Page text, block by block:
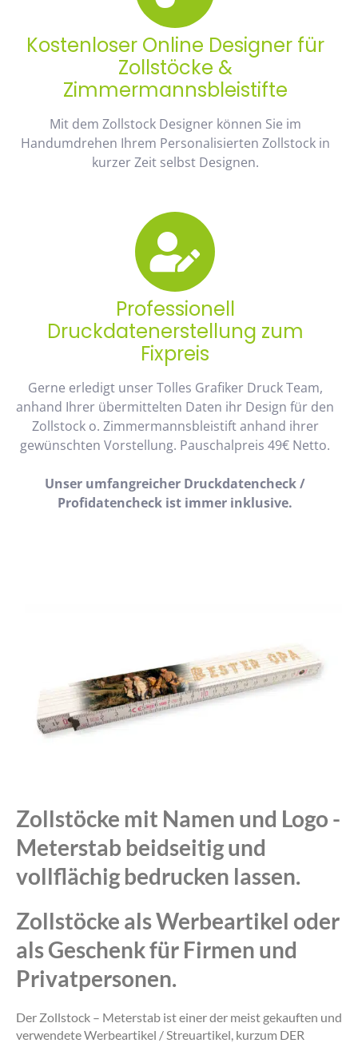
Kostenloser Online Designer für
Zollstöcke &
Zimmermannsbleistifte
Mit dem Zollstock Designer können Sie im
Handumdrehen Ihrem Personalisierten Zollstock in
kurzer Zeit selbst Designen.
Professionell
Druckdatenerstellung zum
Fixpreis
Gerne erledigt unser Tolles Grafiker Druck Team,
anhand Ihrer übermittelten Daten ihr Design für den
Zollstock o. Zimmermannsbleistift anhand ihrer
gewünschten Vorstellung. Pauschalpreis 49€ Netto.
Unser umfangreicher Druckdatencheck /
Profidatencheck ist immer inklusive.
Zollstöcke mit Namen und Logo -
Meterstab beidseitig und
vollflächig bedrucken lassen.
Zollstöcke als Werbeartikel oder
als Geschenk für Firmen und
Privatpersonen.
Der Zollstock – Meterstab ist einer der meist gekauften und
verwendete Werbeartikel / Streuartikel, kurzum DER